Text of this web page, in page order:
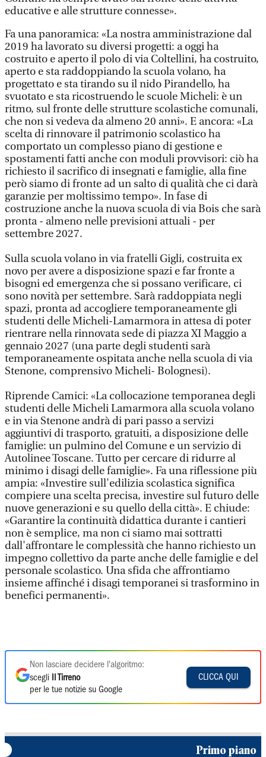
educative e alle strutture connesse».
Fa una panoramica: «La nostra amministrazione dal
2019 ha lavorato su diversi progetti: a oggi ha
costruito e aperto il polo di via Coltellini, ha costruito,
aperto e sta raddoppiando la scuola volano, ha
progettato e sta tirando su il nido Pirandello, ha
svuotato e sta ricostruendo le scuole Micheli: è un
ritmo, sul fronte delle strutture scolastiche comunali,
che non si vedeva da almeno 20 anni». E ancora: «La
scelta di rinnovare il patrimonio scolastico ha
comportato un complesso piano di gestione e
spostamenti fatti anche con moduli provvisori: ciò ha
richiesto il sacrifico di insegnati e famiglie, alla fine
però siamo di fronte ad un salto di qualità che ci darà
garanzie per moltissimo tempo». In fase di
costruzione anche la nuova scuola di via Bois che sarà
pronta - almeno nelle previsioni attuali - per
settembre 2027.
Sulla scuola volano in via fratelli Gigli, costruita ex
novo per avere a disposizione spazi e far fronte a
bisogni ed emergenza che si possano verificare, ci
sono novità per settembre. Sarà raddoppiata negli
spazi, pronta ad accogliere temporaneamente gli
studenti delle Micheli-Lamarmora in attesa di poter
rientrare nella rinnovata sede di piazza XI Maggio a
gennaio 2027 (una parte degli studenti sarà
temporaneamente ospitata anche nella scuola di via
Stenone, comprensivo Micheli- Bolognesi).
Riprende Camici: «La collocazione temporanea degli
studenti delle Micheli Lamarmora alla scuola volano
e in via Stenone andrà di pari passo a servizi
aggiuntivi di trasporto, gratuiti, a disposizione delle
famiglie: un pulmino del Comune e un servizio di
Autolinee Toscane. Tutto per cercare di ridurre al
minimo i disagi delle famiglie». Fa una riflessione più
ampia: «Investire sull'edilizia scolastica significa
compiere una scelta precisa, investire sul futuro delle
nuove generazioni e su quello della città». E chiude:
«Garantire la continuità didattica durante i cantieri
non è semplice, ma non ci siamo mai sottratti
dall'affrontare le complessità che hanno richiesto un
impegno collettivo da parte anche delle famiglie e del
personale scolastico. Una sfida che affrontiamo
insieme affinché i disagi temporanei si trasformino in
benefici permanenti».
Non lasciare decidere l'algoritmo:
scegli
Il Tirreno
per le tue notizie su Google
CLICCA QUI
Primo piano